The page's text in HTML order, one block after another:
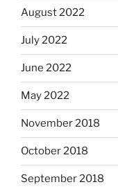
August 2022
July 2022
June 2022
May 2022
November 2018
October 2018
September 2018